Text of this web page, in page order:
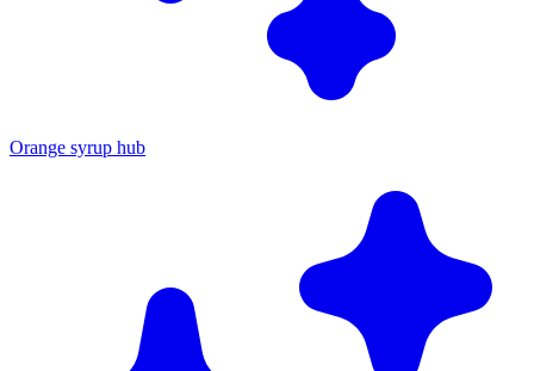
Orange syrup hub